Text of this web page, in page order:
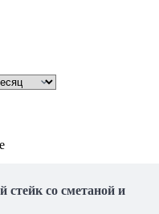
со сметаной и